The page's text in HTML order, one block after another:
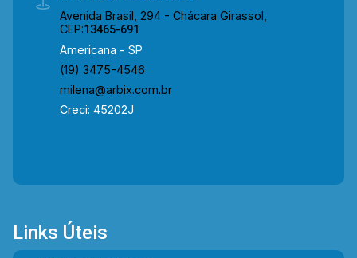
Avenida Brasil, 294 - Chácara Girassol,
CEP:13465-691
Americana - SP
(19) 3475-4546
milena@arbix.com.br
Creci: 45202J
Links Úteis